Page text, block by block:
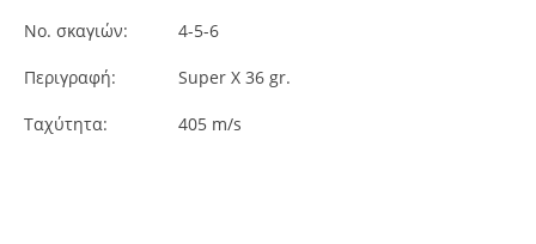
Νο. σκαγιών: 4-5-6
Περιγραφή: Super X 36 gr.
Ταχύτητα: 405 m/s